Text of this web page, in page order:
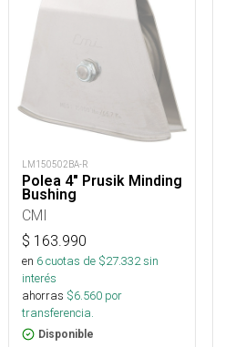
LM150502BA-R
Polea 4" Prusik Minding
Bushing
CMI
$ 163.990
en 6cuotas de $27.332sin
interés
ahorras $6.560 por
transferencia.
Disponible